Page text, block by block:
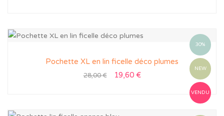
30%
NEW
VENDU
Pochette XL en lin ficelle déco plumes
28,00€ 19,60 €